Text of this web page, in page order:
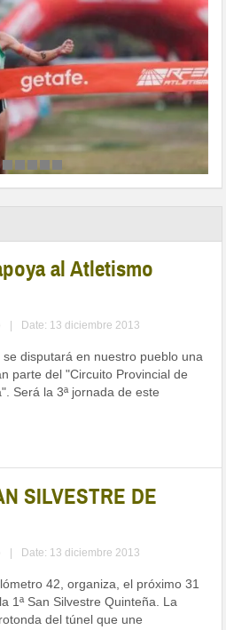
al Atletismo
Date: 13 diciembre 2013
disputará en nuestro pueblo una
parte del "Circuito Provincial de
Será la 3ª jornada de este
SILVESTRE DE
Date: 13 diciembre 2013
42, organiza, el próximo 31
1ª San Silvestre Quinteña. La
del túnel que une